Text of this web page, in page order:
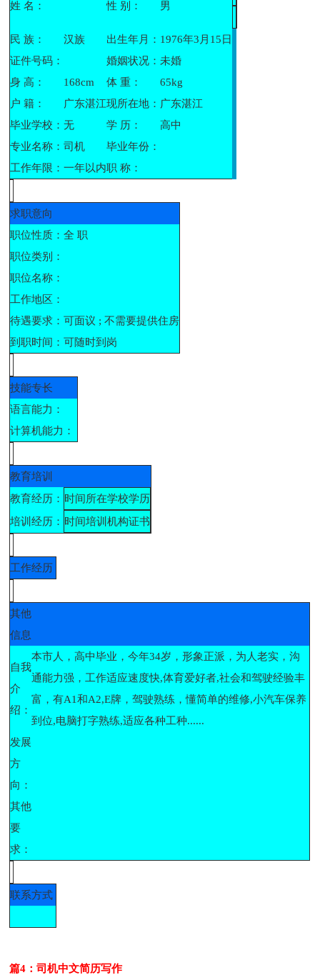
姓 名： 性 别： 男
民 族： 汉族 出生年月： 1976年3月15日
证件号码：
婚姻状况：未婚
身 高：
168cm 体 重：
65kg
户 籍：
广东湛江现所在地： 广东湛江
毕业学校：无 学 历：
高中
专业名称：司机
毕业年份：
工作年限：一年以内职 称：
求职意向
职位性质：全 职
职位类别：
职位名称：
工作地区：
待遇要求：可面议 ; 不需要提供住房
到职时间：可随时到岗
技能专长
语言能力：
计算机能力：
教育培训
教育经历： 时间 所在学校学历
培训经历： 时间培训机构证书
工作经历
其他
信息
自我
介
绍：
本市人，高中毕业，今年34岁，形象正派，为人老实，沟
通能力强，工作适应速度快,体育爱好者,社会和驾驶经验丰
富，有A1和A2,E牌，驾驶熟练，懂简单的维修,小汽车保养
到位,电脑打字熟练,适应各种工种......
发展
方
向：
其他
要
求：
联系方式
篇4：司机中文简历写作